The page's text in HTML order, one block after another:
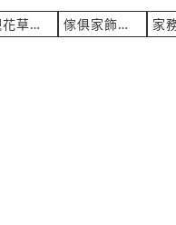
景觀花草園藝 傢俱家飾裝修